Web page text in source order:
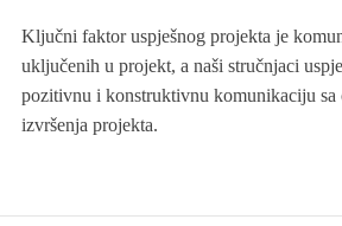
Ključni faktor uspješnog projekta je
uključenih u projekt, a naši stručnjaci
pozitivnu i konstruktivnu komunikaciju sa
izvršenja projekta.